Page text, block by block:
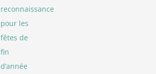
reconnaissance
pour les
fêtes de
fin
d’année